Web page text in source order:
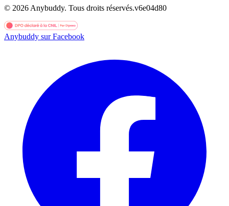
© 2026 Anybuddy. Tous droits réservés.v6e04d80
Anybuddy sur Facebook